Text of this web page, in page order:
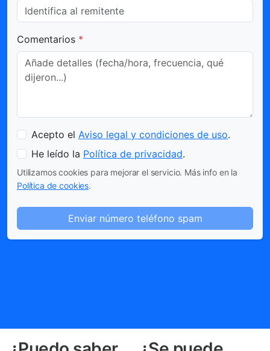
Comentarios *
Acepto el Aviso legal y condiciones de uso.
He leído la Política de privacidad.
Utilizamos cookies para mejorar el servicio. Más info en la
Política de cookies.
Enviar número teléfono spam